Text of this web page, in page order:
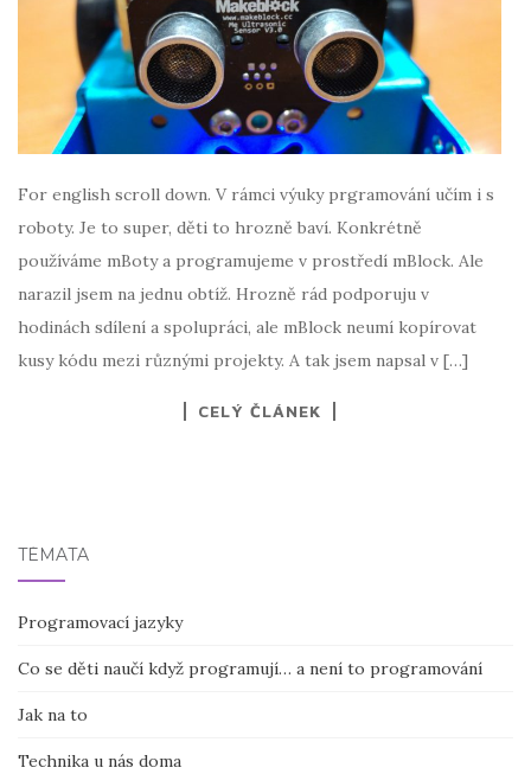
For english scroll down. V rámci výuky prgramování učím i s
roboty. Je to super, děti to hrozně baví. Konkrétně
používáme mBoty a programujeme v prostředí mBlock. Ale
narazil jsem na jednu obtíž. Hrozně rád podporuju v
hodinách sdílení a spolupráci, ale mBlock neumí kopírovat
kusy kódu mezi různými projekty. A tak jsem napsal v […]
CELÝ ČLÁNEK
TÉMATA
Programovací jazyky
Co se děti naučí když programují… a není to programování
Jak na to
Technika u nás doma